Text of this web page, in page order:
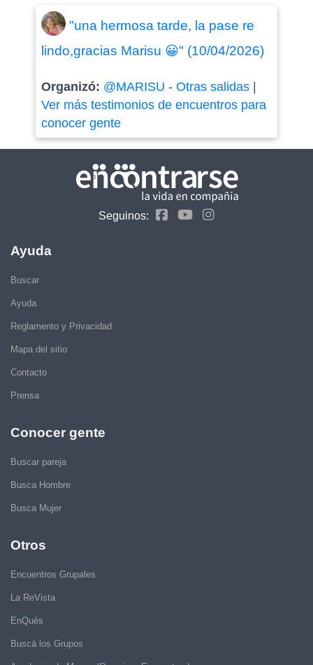
"una hermosa tarde, la pase re
lindo,gracias Marisu 😀" (10/04/2026)
Organizó: @MARISU - Otras salidas|
Ver más testimonios de encuentros para
conocer gente
Seguinos:
Ayuda
Buscar
Ayuda
Reglamento y Privacidad
Mapa del sitio
Contacto
Prensa
Conocer gente
Buscar pareja
Busca Hombre
Busca Mujer
Otros
Encuentros Grupales
La ReVista
EnQués
Buscá los Grupos